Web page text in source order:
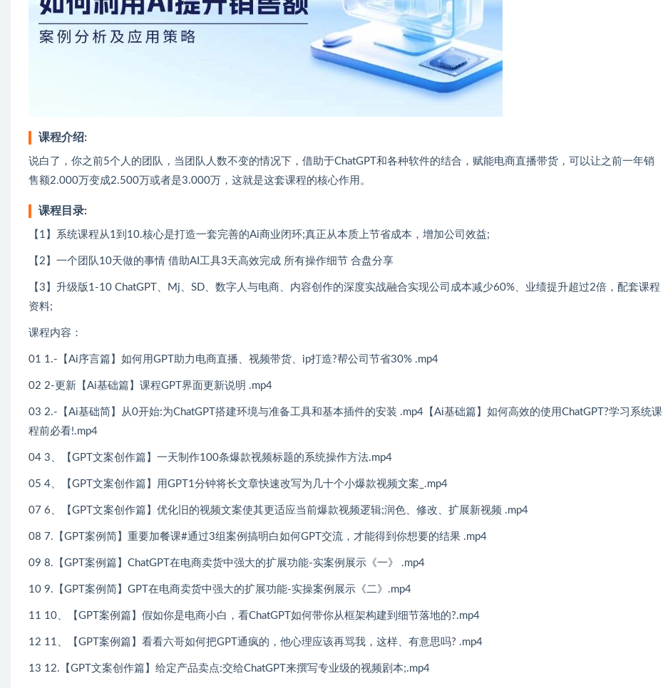
课程介绍:
说白了，你之前5个人的团队，当团队人数不变的情况下，借助于ChatGPT和各种软件的结合，赋能电商直播带货，可以让之前一年销
售额2.000万变成2.500万或者是3.000万，这就是这套课程的核心作用。
课程目录:
【1】系统课程从1到10.核心是打造一套完善的Ai商业闭环;真正从本质上节省成本，增加公司效益;
【2】一个团队10天做的事情 借助AI工具3天高效完成 所有操作细节 合盘分享
【3】升级版1-10 ChatGPT、Mj、SD、数字人与电商、内容创作的深度实战融合实现公司成本减少60%、业绩提升超过2倍，配套课程
资料;
课程内容：
01 1.-【Ai序言篇】如何用GPT助力电商直播、视频带货、ip打造?帮公司节省30% .mp4
02 2-更新【Ai基础篇】课程GPT界面更新说明 .mp4
03 2.-【Ai基础简】从0开始:为ChatGPT搭建环境与准备工具和基本插件的安装 .mp4【Ai基础篇】如何高效的使用ChatGPT?学习系统课
程前必看!.mp4
04 3、【GPT文案创作篇】一天制作100条爆款视频标题的系统操作方法.mp4
05 4、【GPT文案创作篇】用GPT1分钟将长文章快速改写为几十个小爆款视频文案_.mp4
07 6、【GPT文案创作篇】优化旧的视频文案使其更适应当前爆款视频逻辑;润色、修改、扩展新视频 .mp4
08 7.【GPT案例简】重要加餐课#通过3组案例搞明白如何GPT交流，才能得到你想要的结果 .mp4
09 8.【GPT案例篇】ChatGPT在电商卖货中强大的扩展功能-实案例展示《一》 .mp4
10 9.【GPT案例简】GPT在电商卖货中强大的扩展功能-实操案例展示《二》.mp4
11 10、【GPT案例篇】假如你是电商小白，看ChatGPT如何带你从框架构建到细节落地的?.mp4
12 11、【GPT案例篇】看看六哥如何把GPT通疯的，他心理应该再骂我，这样、有意思吗? .mp4
13 12.【GPT文案创作篇】给定产品卖点:交给ChatGPT来撰写专业级的视频剧本;.mp4